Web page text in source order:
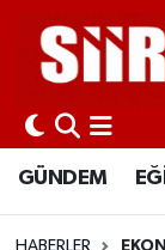
GÜNDEM
HABERLER
GÜNDEM
EĞİTİM
SİYASET
Siirt
Siirt Hava
Siirt